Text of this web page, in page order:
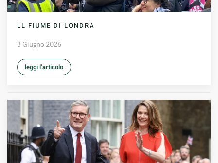
LL FIUME DI LONDRA
3 Giugno 2026
leggi l’articolo